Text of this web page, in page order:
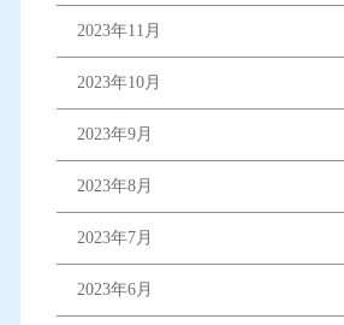
2023年11月
2023年10月
2023年9月
2023年8月
2023年7月
2023年6月